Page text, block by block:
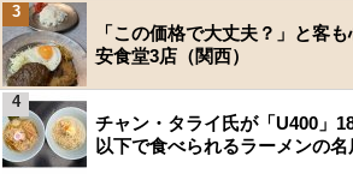
「この価格で大丈夫？」と客
安食堂3店（関西）
3
チャン・タライ氏が「U400」
以下で食べられるラーメンの名
4